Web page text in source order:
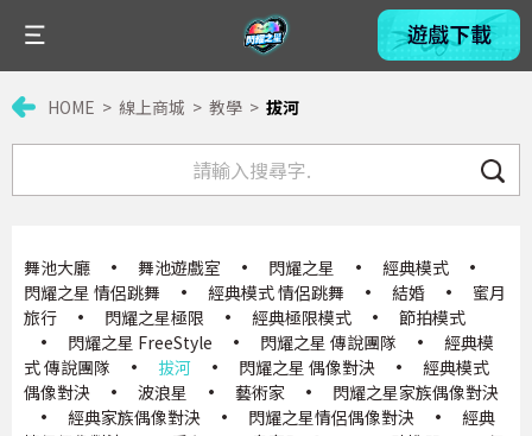
HOME 線上商城 教學 拔河
舞池大廳 · 舞池遊戲室 · 閃耀之星 · 經典模式
·
閃耀之星 情侶跳舞
· 經典模式 情侶跳舞 · 結婚 ·
蜜月
旅行
· 閃耀之星極限 · 經典極限模式 ·
節拍模式
·
閃耀之星 FreeStyle · 閃耀之星 傳說團隊 ·
經典模
式 傳說團隊
· 拔河 · 閃耀之星 偶像對決 ·
經典模式
偶像對決
· 波浪星 · 藝術家 ·
閃耀之星家族偶像對決
·
經典家族偶像對決 · 閃耀之星情侶偶像對決 ·
經典